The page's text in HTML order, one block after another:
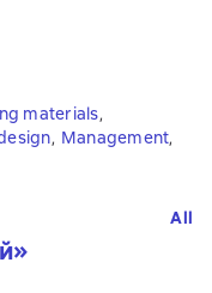
materials,
, Management,
»
All